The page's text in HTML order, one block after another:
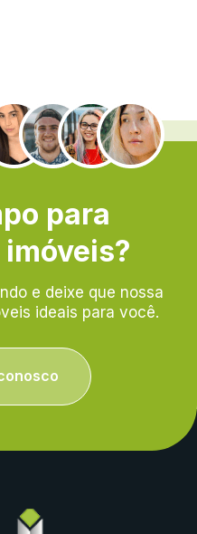
para
e deixe que nossa
ideais para você.